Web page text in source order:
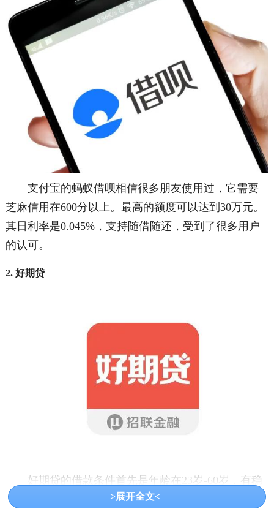
支付宝的蚂蚁借呗相信很多朋友使用过， 它需要
芝麻信用在600分以上。最高的额度可以达到30万元。
其日利率是0.045%，支持随借随还，受到了很多用户
的认可。
2. 好期贷
好期贷的借款条件首先是年龄在23岁-60岁，有稳
定收入和偿还能力。其次芝麻信用需要在600分以上。
>展开全文<